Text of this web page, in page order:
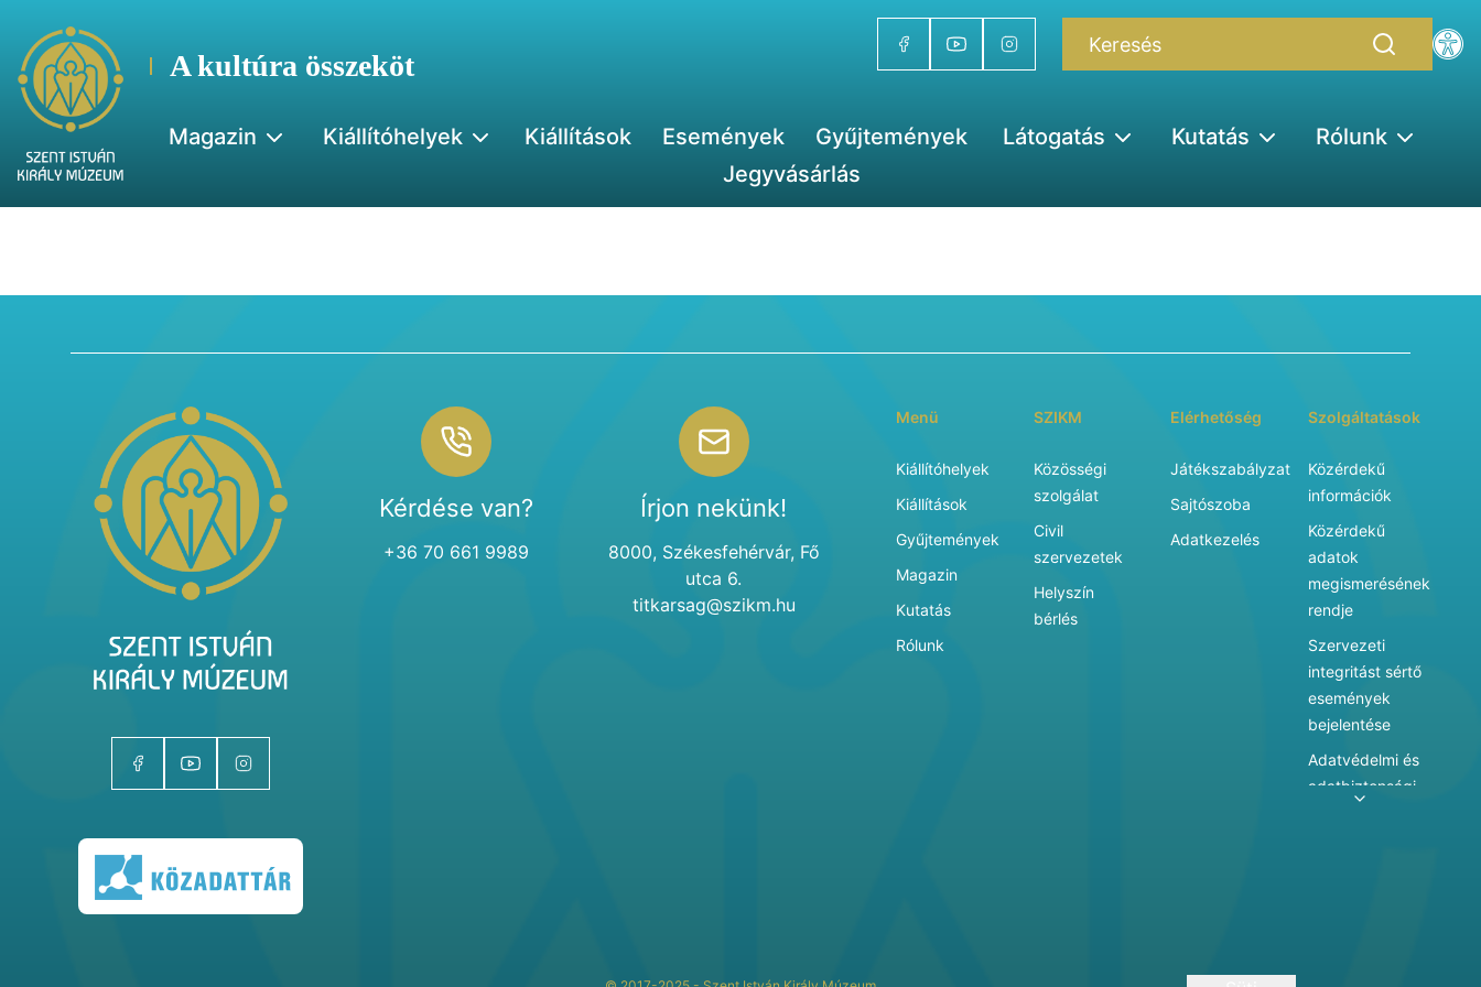
A kultúra összeköt
Magazin Kiállítóhelyek Kiállítások Események Gyűjtemények Látogatás Kutatás
Rólunk
Jegyvásárlás
Kérdése van?
+36 70 661 9989
Írjon nekünk!
8000, Székesfehérvár, Fő
utca 6.
titkarsag@szikm.hu
Menü
Kiállítóhelyek
Kiállítások
Gyűjtemények
Magazin
Kutatás
Rólunk
SZIKM
Közösségi
szolgálat
Civil
szervezetek
Helyszín
bérlés
Elérhetőség
Játékszabályzat
Sajtószoba
Adatkezelés
Szolgáltatások
Közérdekű
információk
Közérdekű
adatok
megismerésének
rendje
Szervezeti
integritást sértő
események
bejelentése
Adatvédelmi és
adatbiztonsági